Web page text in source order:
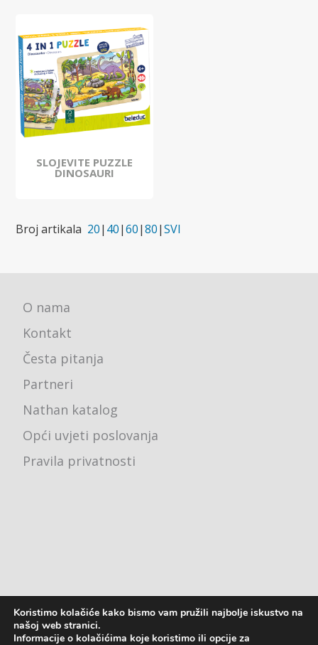
SLOJEVITE PUZZLE
DINOSAURI
Broj artikala 20| 40|60|80|SVI
O nama
Kontakt
Česta pitanja
Partneri
Nathan katalog
Opći uvjeti poslovanja
Pravila privatnosti
Ured - Karlovačka cesta 4j, 10000 Zagreb
Koristimo kolačiće kako bismo vam pružili najbolje iskustvo na
našoj web stranici.
Informacije o kolačićima koje koristimo ili opcije za